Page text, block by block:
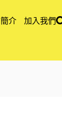
介 加入我們